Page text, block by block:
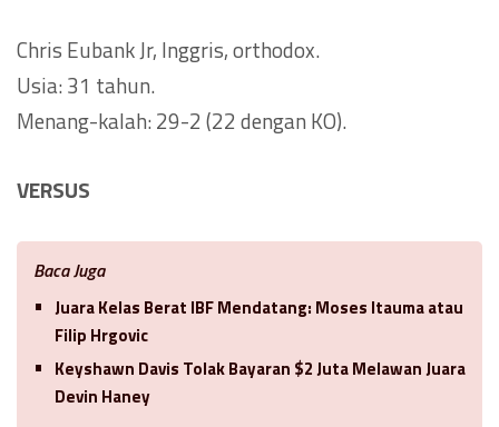
Chris Eubank Jr, Inggris, orthodox.
Usia: 31 tahun.
Menang-kalah: 29-2 (22 dengan KO).
VERSUS
Baca Juga
Juara Kelas Berat IBF Mendatang: Moses Itauma atau
Filip Hrgovic
Keyshawn Davis Tolak Bayaran $2 Juta Melawan Juara
Devin Haney